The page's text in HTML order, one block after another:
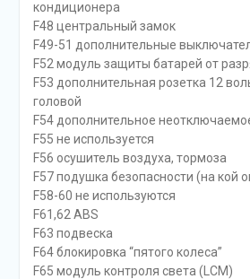
кондиционера
F48 центральный замок
F49-51 дополнительные
F52 модуль защиты батарей от
F53 дополнительная розетка 12
головой
F54 дополнительное
F55 не используется
F56 осушитель воздуха, тормоза
F57 подушка безопасности (на кой
F58-60 не используются
F61,62 ABS
F63 подвеска
F64 блокировка “пятого колеса”
F65 модуль контроля света (LCM)